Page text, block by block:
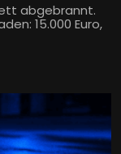
abgebrannt.
15.000 Euro,